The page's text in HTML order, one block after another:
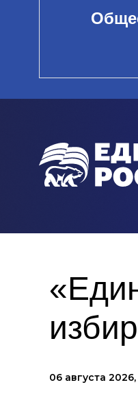
06 августа 2026,